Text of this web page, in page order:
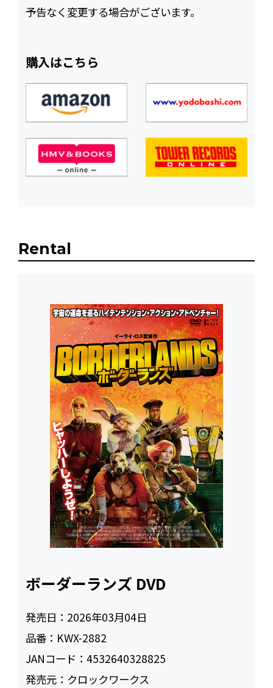
予告なく変更する場合がございます。
購入はこちら
Rental
ボーダーランズ DVD
発売日： 2026年03月04日
品番： KWX-2882
JANコード：4532640328825
発売元： クロックワークス